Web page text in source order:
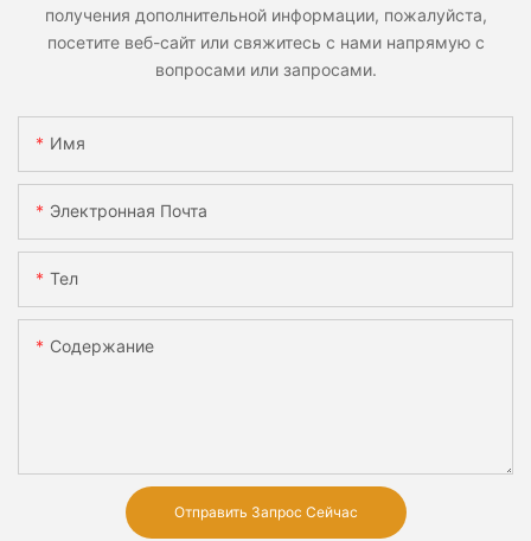
получения дополнительной информации, пожалуйста,
посетите веб-сайт или свяжитесь с нами напрямую с
вопросами или запросами.
Имя
Электронная Почта
Тел
Содержание
Отправить Запрос Сейчас